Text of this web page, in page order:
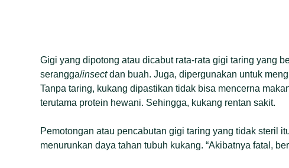
Gigi yang dipotong atau dicabut rata-rata gigi taring yang
serangga/insectdan buah. Juga, dipergunakan untuk
Tanpa taring, kukang dipastikan tidak bisa mencerna
terutama protein hewani. Sehingga, kukang rentan sakit.
Pemotongan atau pencabutan gigi taring yang tidak steril
menurunkan daya tahan tubuh kukang. “Akibatnya fatal,